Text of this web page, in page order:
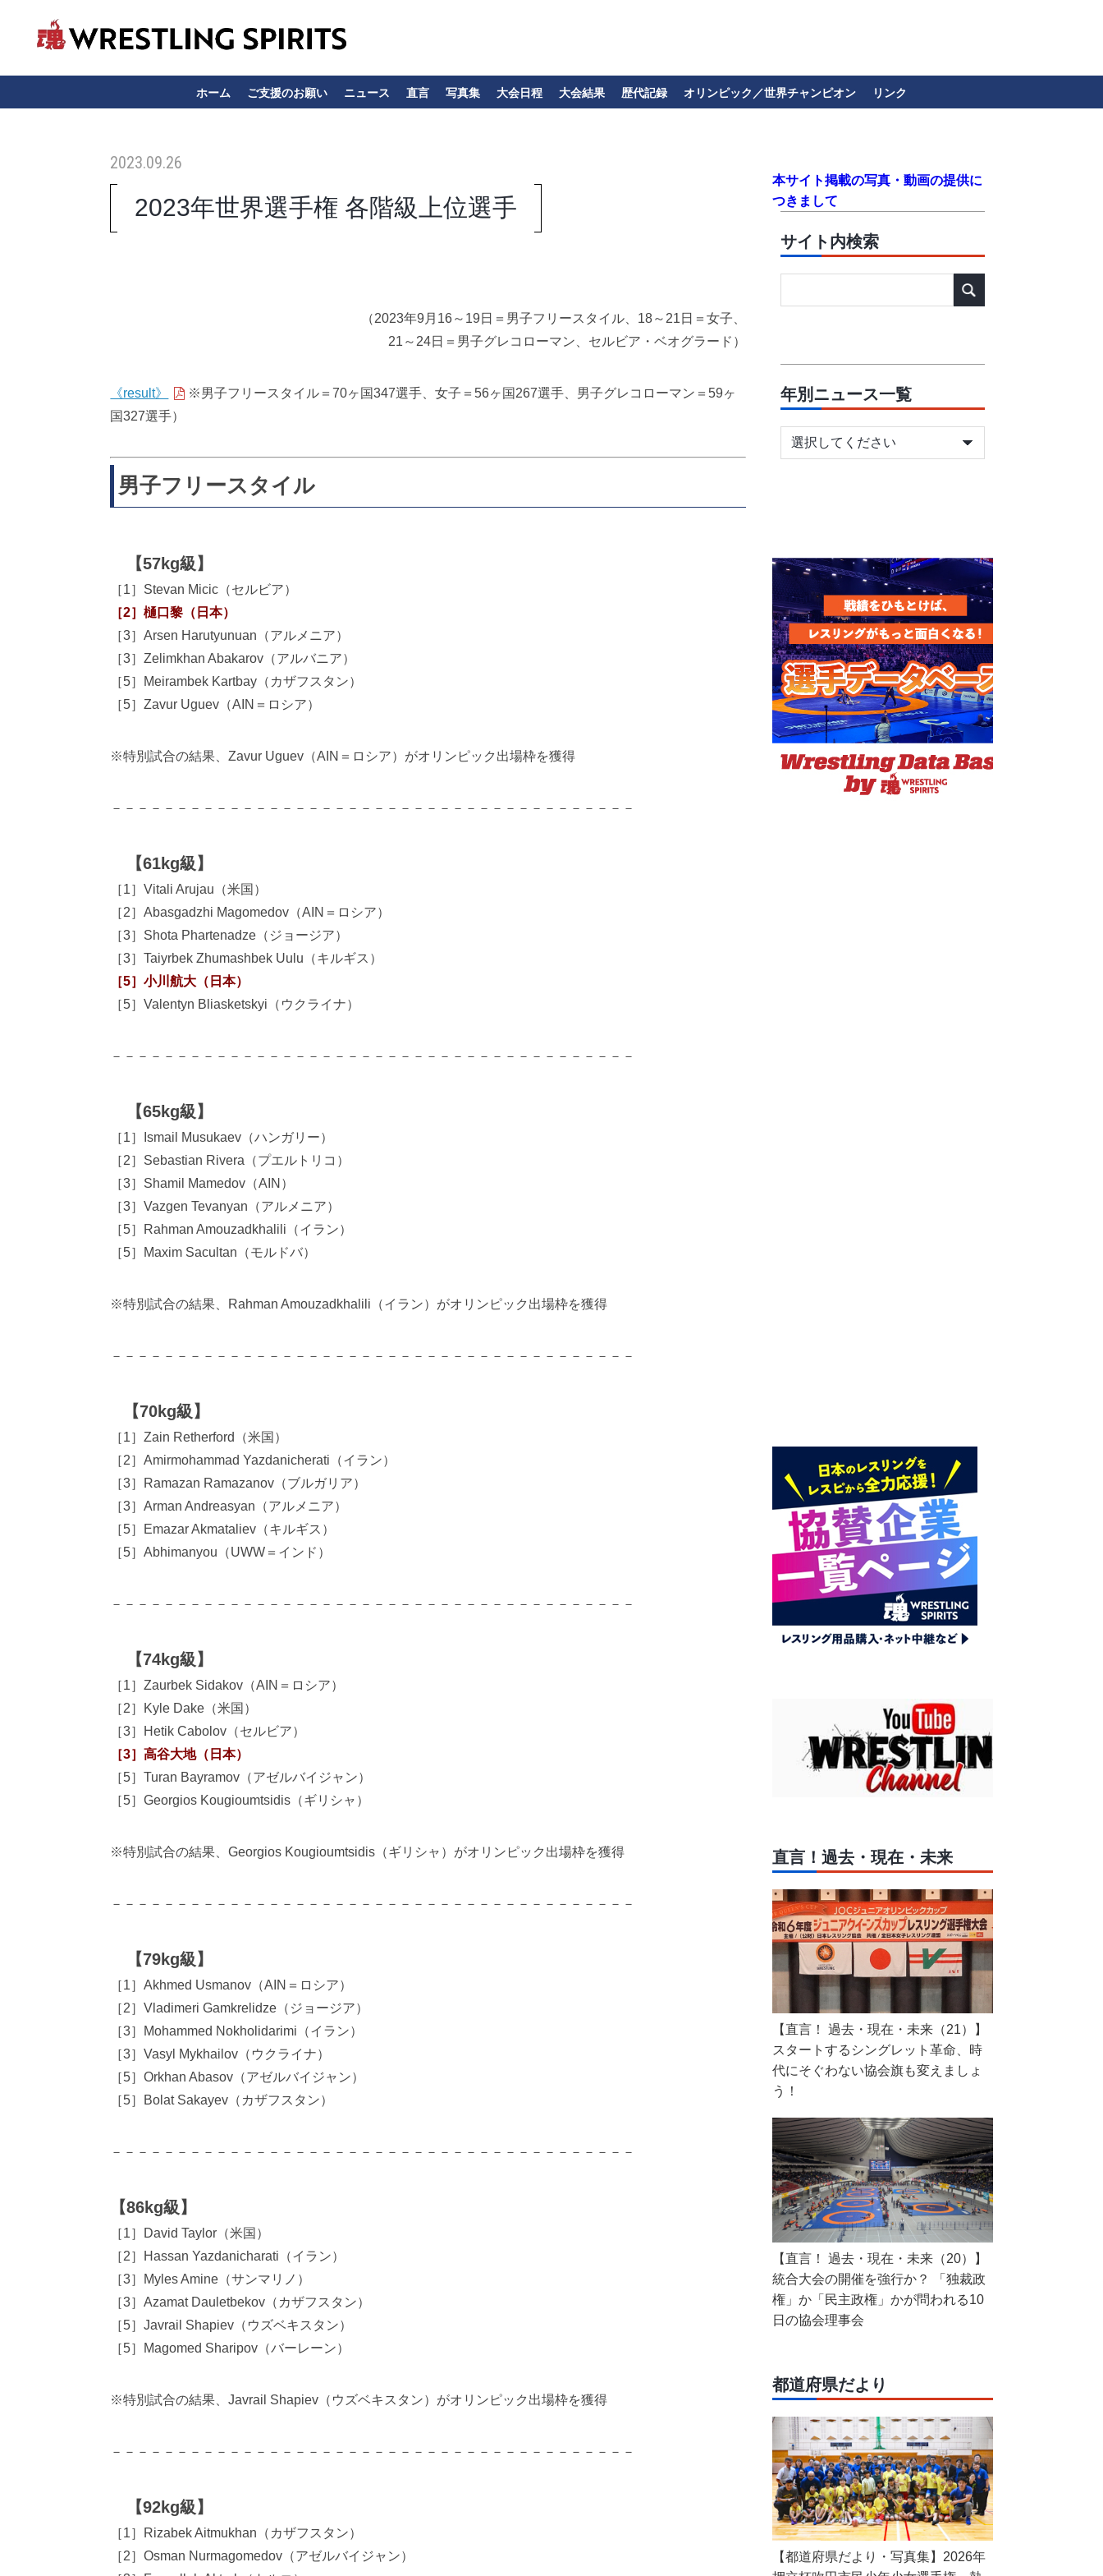
ホーム ご支援のお願い ニュース 直言 写真集 大会日程 大会結果 歴代記録 オリンピック／世界チャンピオン リンク
2023.09.26
2023年世界選手権 各階級上位選手
（2023年9月16～19日＝男子フリースタイル、18～21日＝女子、
21～24日＝男子グレコローマン、セルビア・ベオグラード）
《result》
※男子フリースタイル＝70ヶ国347選手、女子＝56ヶ国267選手、男子グレコローマン＝59ヶ
国327選手）
男子フリースタイル
【57kg級】
［1］Stevan Micic（セルビア）
［2］樋口黎（日本）
［3］Arsen Harutyunuan（アルメニア）
［3］Zelimkhan Abakarov（アルバニア）
［5］Meirambek Kartbay（カザフスタン）
［5］Zavur Uguev（AIN＝ロシア）
※特別試合の結果、Zavur Uguev（AIN＝ロシア）がオリンピック出場枠を獲得
－－－－－－－－－－－－－－－－－－－－－－－－－－－－－－－－－－－－－－－－
【61kg級】
［1］Vitali Arujau（米国）
［2］Abasgadzhi Magomedov（AIN＝ロシア）
［3］Shota Phartenadze（ジョージア）
［3］Taiyrbek Zhumashbek Uulu（キルギス）
［5］小川航大（日本）
［5］Valentyn Bliasketskyi（ウクライナ）
－－－－－－－－－－－－－－－－－－－－－－－－－－－－－－－－－－－－－－－－
【65kg級】
［1］Ismail Musukaev（ハンガリー）
［2］Sebastian Rivera（プエルトリコ）
［3］Shamil Mamedov（AIN）
［3］Vazgen Tevanyan（アルメニア）
［5］Rahman Amouzadkhalili（イラン）
［5］Maxim Sacultan（モルドバ）
※特別試合の結果、Rahman Amouzadkhalili（イラン）がオリンピック出場枠を獲得
－－－－－－－－－－－－－－－－－－－－－－－－－－－－－－－－－－－－－－－－
【70kg級】
［1］Zain Retherford（米国）
［2］Amirmohammad Yazdanicherati（イラン）
［3］Ramazan Ramazanov（ブルガリア）
［3］Arman Andreasyan（アルメニア）
［5］Emazar Akmataliev（キルギス）
［5］Abhimanyou（UWW＝インド）
－－－－－－－－－－－－－－－－－－－－－－－－－－－－－－－－－－－－－－－－
【74kg級】
［1］Zaurbek Sidakov（AIN＝ロシア）
［2］Kyle Dake（米国）
［3］Hetik Cabolov（セルビア）
［3］高谷大地（日本）
［5］Turan Bayramov（アゼルバイジャン）
［5］Georgios Kougioumtsidis（ギリシャ）
※特別試合の結果、Georgios Kougioumtsidis（ギリシャ）がオリンピック出場枠を獲得
－－－－－－－－－－－－－－－－－－－－－－－－－－－－－－－－－－－－－－－－
【79kg級】
［1］Akhmed Usmanov（AIN＝ロシア）
［2］Vladimeri Gamkrelidze（ジョージア）
［3］Mohammed Nokholidarimi（イラン）
［3］Vasyl Mykhailov（ウクライナ）
［5］Orkhan Abasov（アゼルバイジャン）
［5］Bolat Sakayev（カザフスタン）
－－－－－－－－－－－－－－－－－－－－－－－－－－－－－－－－－－－－－－－－
【86kg級】
［1］David Taylor（米国）
［2］Hassan Yazdanicharati（イラン）
［3］Myles Amine（サンマリノ）
［3］Azamat Dauletbekov（カザフスタン）
［5］Javrail Shapiev（ウズベキスタン）
［5］Magomed Sharipov（バーレーン）
※特別試合の結果、Javrail Shapiev（ウズベキスタン）がオリンピック出場枠を獲得
－－－－－－－－－－－－－－－－－－－－－－－－－－－－－－－－－－－－－－－－
【92kg級】
［1］Rizabek Aitmukhan（カザフスタン）
［2］Osman Nurmagomedov（アゼルバイジャン）
本サイト掲載の写真・動画の提供に
つきまして
サイト内検索
年別ニュース一覧
直言！過去・現在・未来
【直言！ 過去・現在・未来（21）】
スタートするシングレット革命、時
代にそぐわない協会旗も変えましょ
う！
【直言！ 過去・現在・未来（20）】
統合大会の開催を強行か？ 「独裁政
権」か「民主政権」かが問われる10
日の協会理事会
都道府県だより
【都道府県だより・写真集】2026年